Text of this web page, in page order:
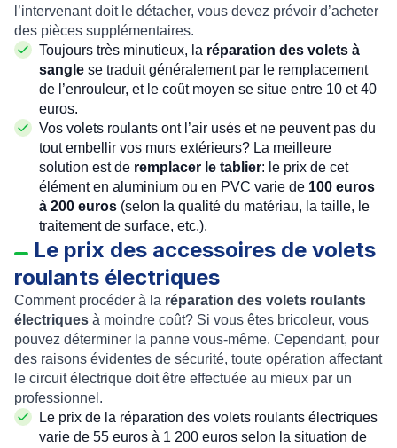
l’intervenant doit le détacher, vous devez prévoir d’acheter
des pièces supplémentaires.
Toujours très minutieux, la réparation des volets à
sangle se traduit généralement par le remplacement
de l’enrouleur, et le coût moyen se situe entre 10 et 40
euros.
Vos volets roulants ont l’air usés et ne peuvent pas du
tout embellir vos murs extérieurs? La meilleure
solution est de remplacer le tablier: le prix de cet
élément en aluminium ou en PVC varie de 100 euros
à 200 euros (selon la qualité du matériau, la taille, le
traitement de surface, etc.).
Le prix des accessoires de volets
roulants électriques
Comment procéder à la réparation des volets roulants
électriques à moindre coût? Si vous êtes bricoleur, vous
pouvez déterminer la panne vous-même. Cependant, pour
des raisons évidentes de sécurité, toute opération affectant
le circuit électrique doit être effectuée au mieux par un
professionnel.
Le prix de la réparation des volets roulants électriques
varie de 55 euros à 1 200 euros selon la situation de